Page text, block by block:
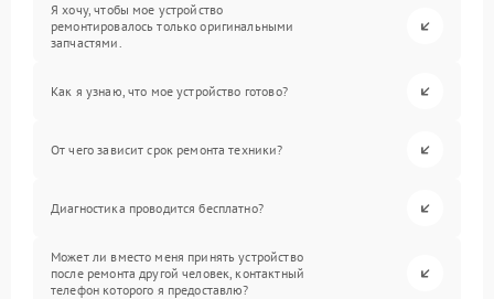
Я хочу, чтобы мое устройство
ремонтировалось только оригинальными
запчастями.
Как я узнаю, что мое устройство готово?
От чего зависит срок ремонта техники?
Диагностика проводится бесплатно?
Может ли вместо меня принять устройство
после ремонта другой человек, контактный
телефон которого я предоставлю?